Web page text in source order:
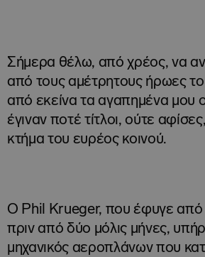
Σήμερα θέλω, από χρέος, να
από τους αμέτρητους ήρωες
από εκείνα τα αγαπημένα μου
έγιναν ποτέ τίτλοι, ούτε
κτήμα του ευρέος κοινού.
Ο Phil Krueger, που έφυγε από
πριν από δύο μόλις μήνες,
μηχανικός αεροπλάνων που